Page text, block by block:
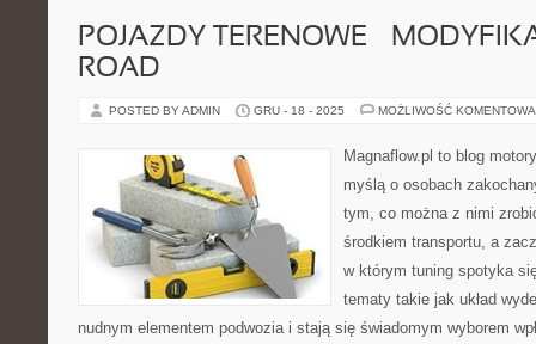
POJAZDY TERENOWE –
ROAD
POSTED BY ADMIN GRU - 18 - 2025 MOŻLIWOŚĆ
Magnaflow.pl to blog
myślą o osobach
tym, co można z nimi
środkiem transportu, a
w którym tuning spotyka
tematy takie jak układ
nudnym elementem podwozia i stają się świadomym wyborem